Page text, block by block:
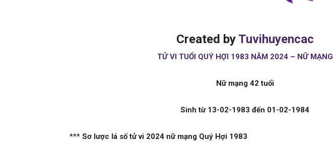
Created by Tuvihuyencac
TỬ VI TUỔI QUÝ HỢI 1983 NĂM 2024 – NỮ MẠNG
Nữ mạng 42 tuổi
Sinh từ 13-02-1983 đến 01-02-1984
*** Sơ lược lá số tử vi 2024 nữ mạng Quý Hợi 1983